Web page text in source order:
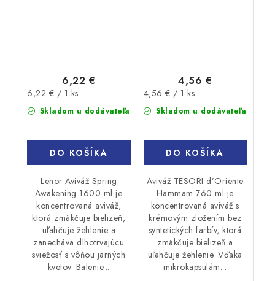
Skladom u dodávateľa
6,22 €
Jednotková
cena:
6,22 € / 1 ks
DO KOŠÍKA
Lenor Aviváž Spring
Awakening 1600 ml je
koncentrovaná aviváž,
ktorá zmäkčuje bielizeň,
uľahčuje žehlenie a
zanecháva dlhotrvajúcu
sviežosť s vôňou jarných
kvetov. Balenie...
Skladom u dodávateľa
4,56 €
Jednotková
cena:
4,56 € / 1 ks
DO KOŠÍKA
Aviváž TESORI d’Oriente
Hammam 760 ml je
koncentrovaná aviváž s
krémovým zložením bez
syntetických farbív, ktorá
zmäkčuje bielizeň a
uľahčuje žehlenie. Vďaka
mikrokapsulám...